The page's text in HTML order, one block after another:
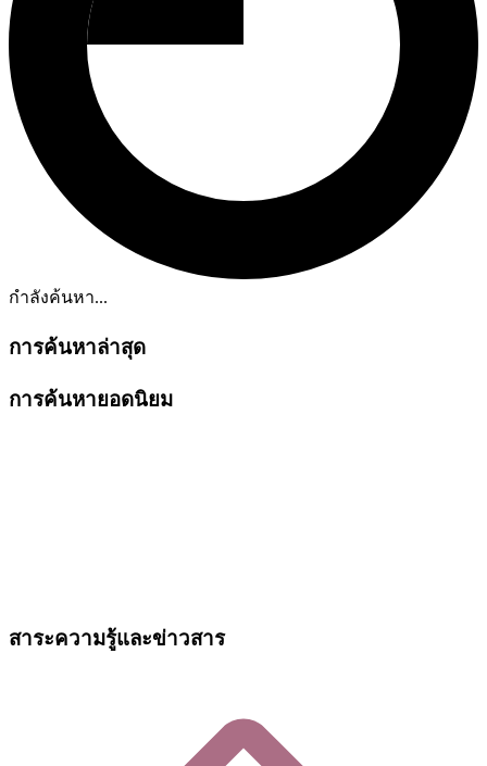
กำลังค้นหา...
การค้นหาล่าสุด
การค้นหายอดนิยม
สาระความรู้และข่าวสาร